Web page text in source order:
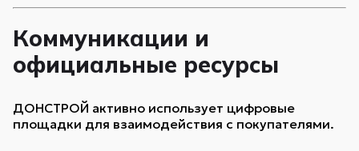
Коммуникации и
официальные ресурсы
ДОНСТРОЙ активно использует цифровые
площадки для взаимодействия с покупателями.